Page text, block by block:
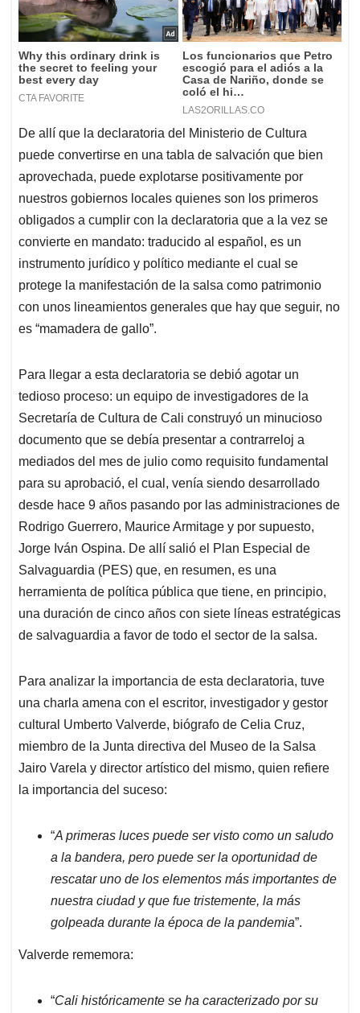
De allí que la declaratoria del Ministerio de Cultura
puede convertirse en una tabla de salvación que bien
aprovechada, puede explotarse positivamente por
nuestros gobiernos locales quienes son los primeros
obligados a cumplir con la declaratoria que a la vez se
convierte en mandato: traducido al español, es un
instrumento jurídico y político mediante el cual se
protege la manifestación de la salsa como patrimonio
con unos lineamientos generales que hay que seguir, no
es “mamadera de gallo”.
Para llegar a esta declaratoria se debió agotar un
tedioso proceso: un equipo de investigadores de la
Secretaría de Cultura de Cali construyó un minucioso
documento que se debía presentar a contrarreloj a
mediados del mes de julio como requisito fundamental
para su aprobació, el cual, venía siendo desarrollado
desde hace 9 años pasando por las administraciones de
Rodrigo Guerrero, Maurice Armitage y por supuesto,
Jorge Iván Ospina. De allí salió el Plan Especial de
Salvaguardia (PES) que, en resumen, es una
herramienta de política pública que tiene, en principio,
una duración de cinco años con siete líneas estratégicas
de salvaguardia a favor de todo el sector de la salsa.
Para analizar la importancia de esta declaratoria, tuve
una charla amena con el escritor, investigador y gestor
cultural Umberto Valverde, biógrafo de Celia Cruz,
miembro de la Junta directiva del Museo de la Salsa
Jairo Varela y director artístico del mismo, quien refiere
la importancia del suceso:
“A primeras luces puede ser visto como un saludo
a la bandera, pero puede ser la oportunidad de
rescatar uno de los elementos más importantes de
nuestra ciudad y que fue tristemente, la más
golpeada durante la época de la pandemia”.
Valverde rememora:
“Cali históricamente se ha caracterizado por su